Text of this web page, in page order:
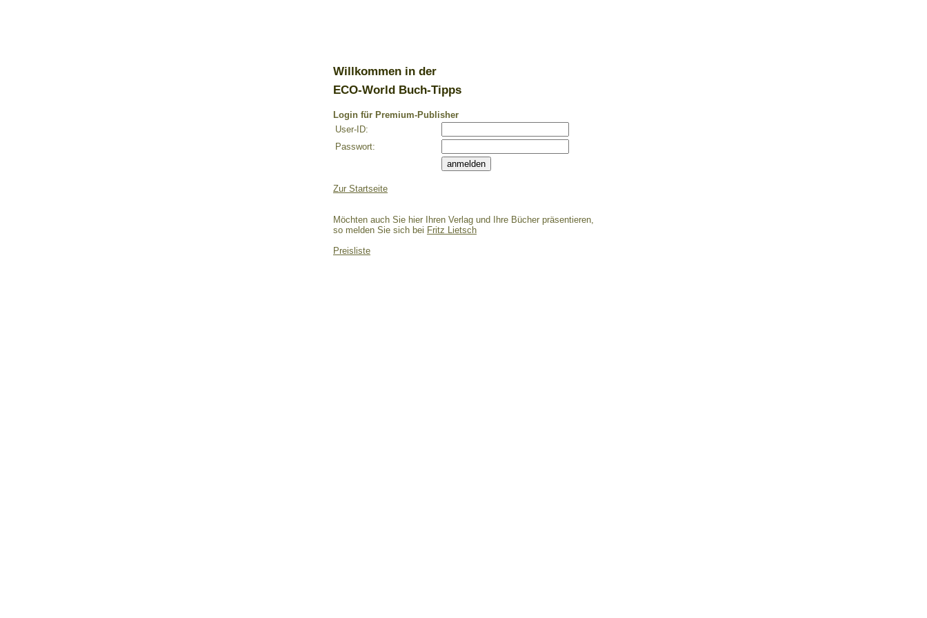
Willkommen in der
ECO-World Buch-Tipps
Login für Premium-Publisher
User-ID:
Passwort:
Zur Startseite
Möchten auch Sie hier Ihren Verlag und Ihre Bücher präsentieren,
so melden Sie sich bei Fritz Lietsch
Preisliste